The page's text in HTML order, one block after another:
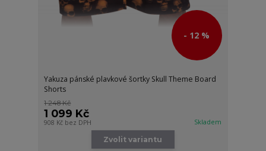
- 12 %
Yakuza pánské plavkové šortky Skull Theme Board
Shorts
1 248 Kč
1 099 Kč
908 Kč bez DPH Skladem
Zvolit variantu